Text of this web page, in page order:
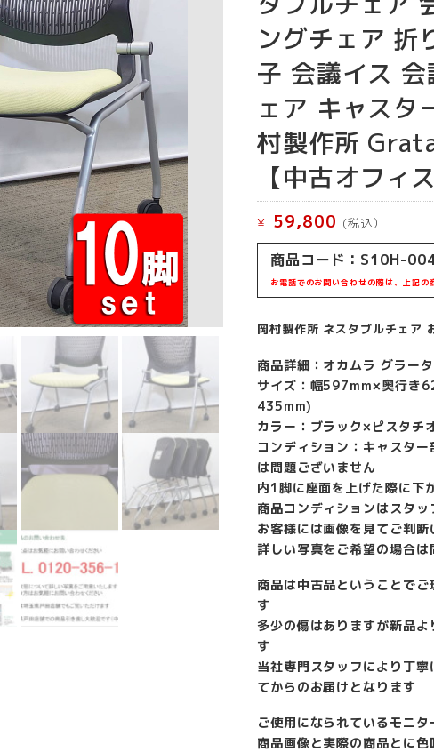
ングチェア 折
子 会議イス
ェア キャスタ
村製作所
【中古オフィ
¥ 59,800 (税込）
商品コード：S10H-
お電話でのお問い合わせの際は、上記の
岡村製作所 ネスタブルチェア
商品詳細：オカムラ グラー
サイズ：幅597mm×奥行き
435mm)
カラー：ブラック×ピスタチ
コンディション：キャスタ
は問題ございません
内1脚に座面を上げた際に下
商品コンディションはスタ
お客様には画像を見てご判
詳しい写真をご希望の場合
商品は中古品ということで
す
多少の傷はありますが新品
す
当社専門スタッフにより丁
てからのお届けとなります
ご使用になられているモニタ
商品画像と実際の商品とに